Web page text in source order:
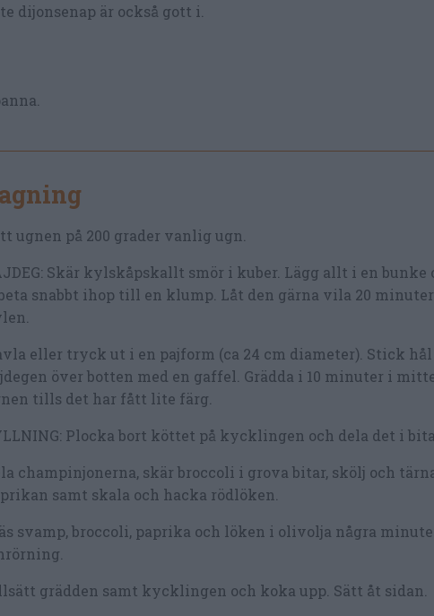
dijonsenap är också gott i.
ugnen på 200 grader vanlig ugn.
Skär kylskåpskallt smör i kuber. Lägg allt i en bunke
snabbt ihop till en klump. Låt den gärna vila 20
eller tryck ut i en pajform (ca 24 cm diameter). Stick
över botten med en gaffel. Grädda i 10 minuter i
tills det har fått lite färg.
Plocka bort köttet på kycklingen och dela det i
champinjonerna, skär broccoli i grova bitar, skölj och
samt skala och hacka rödlöken.
svamp, broccoli, paprika och löken i olivolja några
grädden samt kycklingen och koka upp. Sätt åt sidan.